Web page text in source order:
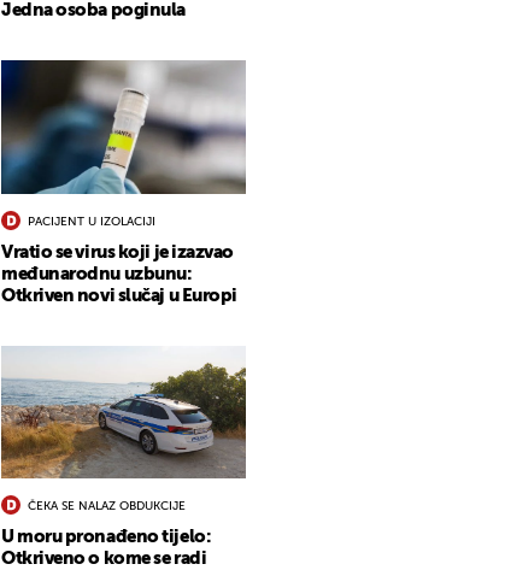
Jedna osoba poginula
PACIJENT U IZOLACIJI
Vratio se virus koji je izazvao
međunarodnu uzbunu:
Otkriven novi slučaj u Europi
ČEKA SE NALAZ OBDUKCIJE
U moru pronađeno tijelo:
Otkriveno o kome se radi